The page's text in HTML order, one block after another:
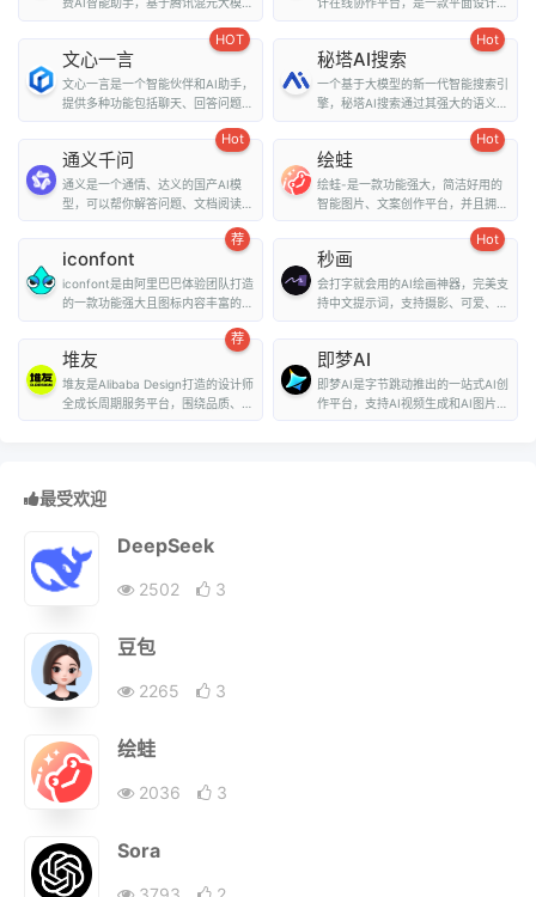
HOT
文心一言
文心一言是一个智能伙伴和AI助手，
提供多种功能包括聊天、回答问题、
Hot
秘塔AI搜索
一个基于大模型的新一代智能搜索引
擎，秘塔AI搜索通过其强大的语义理
Hot
通义千问
通义是一个通情、达义的国产AI模
型，可以帮你解答问题、文档阅读、
Hot
绘蛙
绘蛙-是一款功能强大，简洁好用的
智能图片、文案创作平台，并且拥有
荐
iconfont
iconfont是由阿里巴巴体验团队打造
的一款功能强大且图标内容丰富的矢
Hot
秒画
会打字就会用的AI绘画神器，完美支
持中文提示词，支持摄影、可爱、精
荐
堆友
堆友是Alibaba Design打造的设计师
全成长周期服务平台，围绕品质、效
即梦AI
即梦AI是字节跳动推出的一站式AI创
作平台，支持AI视频生成和AI图片生
最受欢迎
DeepSeek
2502 3
豆包
2265 3
绘蛙
2036 3
Sora